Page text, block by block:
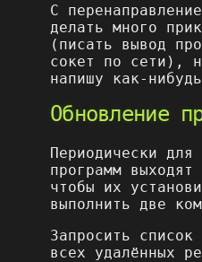
С
делать много
(писать вывод
сокет по сети),
напишу как-
Обновление
Периодически для
программ выходят
чтобы их
выполнить две
Запросить список
всех удалённых